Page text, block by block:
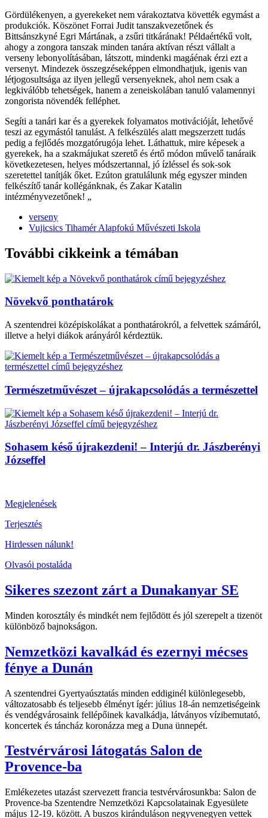
Gördülékenyen, a gyerekeket nem várakoztatva követték egymást a
produkciók. Köszönet Forrai Judit tanszakvezetőnek és
Bittsánszkyné Egri Mártának, a zsűri titkárának! Példaértékű volt,
ahogy a zongora tanszak minden tanára aktívan részt vállalt a
verseny lebonyolításában, látszott, mindenki magáénak érzi ezt a
versenyt. Mindezek összegzéseképpen elmondhatjuk, igenis van
létjogosultsága az ilyen jellegű versenyeknek, ahol nem csak a
legkiválóbb tehetségek, hanem a zeneiskolában tanuló valamennyi
zongorista növendék felléphet.
Segíti a tanári kar és a gyerekek folyamatos motivációját, lehetővé
teszi az egymástól tanulást. A felkészülés alatt megszerzett tudás
pedig a fejlődés mozgatórugója lehet. Láthattuk, mire képesek a
gyerekek, ha a szakmájukat szerető és értő módon művelő tanáraik
következetesen, helyes módszertannal, jó ízléssel és sok-sok
szeretettel tanítják őket. Ezúton gratulálunk még egyszer minden
felkészítő tanár kollégánknak, és Zakar Katalin
intézményvezetőnek! „
verseny
Vujicsics Tihamér Alapfokú Művészeti Iskola
További cikkeink a témában
Növekvő ponthatárok
A szentendrei középiskolákat a ponthatárokról, a felvettek számáról,
illetve a helyi diákok arányáról kérdeztük.
Természetművészet – újrakapcsolódás a természettel
Sohasem késő újrakezdeni! – Interjú dr. Jászberényi
Józseffel
Megjelenések
Terjesztés
Hirdessen nálunk!
Olvasói postaláda
Sikeres szezont zárt a Dunakanyar SE
Minden korosztály és mindkét nem fejlődött és jól szerepelt a tizenöt
különböző bajnokságon.
Nemzetközi kavalkád és ezernyi mécses
fénye a Dunán
A szentendrei Gyertyaúsztatás minden eddiginél különlegesebb,
változatosabb és teljesebb élményt ígér: július 18-án nemzetiségeink
és vendégvárosaink fellépőinek kavalkádja, látványos vízibemutató,
koncertek és táncház koronázza meg a Duna ünnepét.
Testvérvárosi látogatás Salon de
Provence-ba
Emlékezetes utazást szervezett francia testvérvárosunkba: Salon de
Provence-ba Szentendre Nemzetközi Kapcsolatainak Egyesülete
május 12-19. között. A buszos kiránduláson negyvenegyen vettek